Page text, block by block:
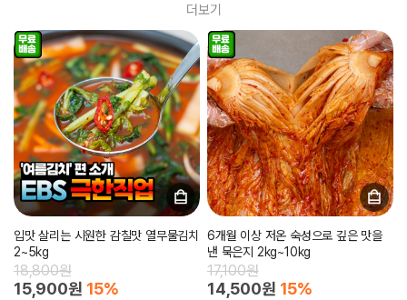
더보기
입맛 살리는 시원한 감칠맛 열무물김치
2~5kg
18,800원
15,900원 15%
6개월 이상 저온 숙성으로 깊은 맛을
낸 묵은지 2kg~10kg
17,100원
14,500원 15%